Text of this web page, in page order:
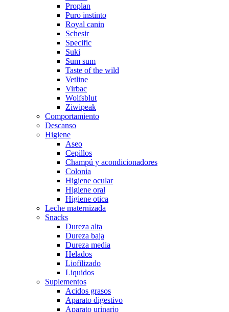
Proplan
Puro instinto
Royal canin
Schesir
Specific
Suki
Sum sum
Taste of the wild
Vetline
Virbac
Wolfsblut
Ziwipeak
Comportamiento
Descanso
Higiene
Aseo
Cepillos
Champú y acondicionadores
Colonia
Higiene ocular
Higiene oral
Higiene otica
Leche maternizada
Snacks
Dureza alta
Dureza baja
Dureza media
Helados
Liofilizado
Liquidos
Suplementos
Acidos grasos
Aparato digestivo
Aparato urinario